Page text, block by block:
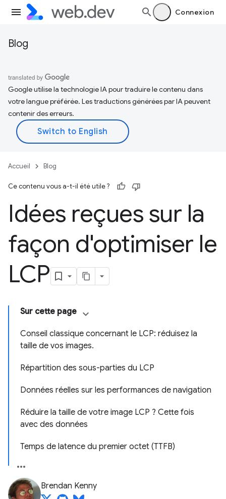
Connexion
Blog
Google utilise la technologie IA pour traduire le contenu dans
votre langue préférée. Les traductions générées par IA peuvent
contenir des erreurs.
Accueil Blog
Ce contenu vous a-t-il été utile ?
Idées reçues sur la
façon d'optimiser le
LCP
Sur cette page
Conseil classique concernant le LCP: réduisez la
taille de vos images.
Répartition des sous-parties du LCP
Données réelles sur les performances de navigation
Réduire la taille de votre image LCP ? Cette fois
avec des données
Temps de latence du premier octet (TTFB)
Brendan Kenny